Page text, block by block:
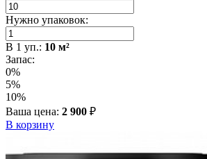
Нужно упаковок:
В 1 уп.: 10 м²
Запас:
0%
5%
10%
Ваша цена: 2 900 ₽
В корзину